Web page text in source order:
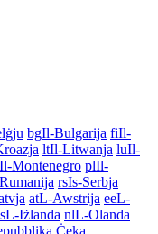
bgIl-Bulgarija fiIl-
ltIl-Litwanja luIl-
Il-Montenegro plIl-
rsIs-Serbja
atL-Awstrija eeL-
L-Iżlanda nlL-Olanda